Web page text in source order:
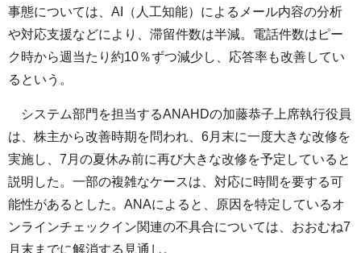
事態については、AI（人工知能）によるメール内容の分析
や対応支援などにより、滞留件数は半減。電話件数はピー
ク時から週当たり約10％ずつ減少し、応答率も改善してい
るという。
システム部門を担当するANAHDの加藤恭子上席執行役員
は、株主から改善時期を問われ、6月末に一度大きな改修を
実施し、7月の夏休み前に再び大きな改修を予定していると
説明した。一部の複雑なケースは、対応に時間を要する可
能性があるとした。ANAによると、原因を特定しているオ
ンラインチェックイン関連の不具合については、おおむね7
月末までに解消する見通し。